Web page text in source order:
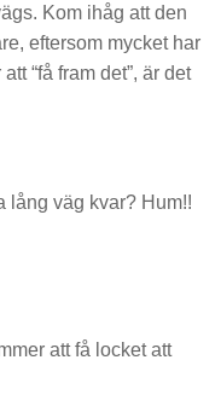
Kom ihåg att den
eftersom mycket har
“få fram det”, är det
lång väg kvar? Hum!!
att få locket att